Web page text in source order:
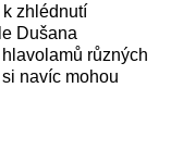
zhlédnutí
Dušana
různých
navíc mohou